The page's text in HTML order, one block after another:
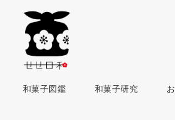
和菓子図鑑 和菓子研究